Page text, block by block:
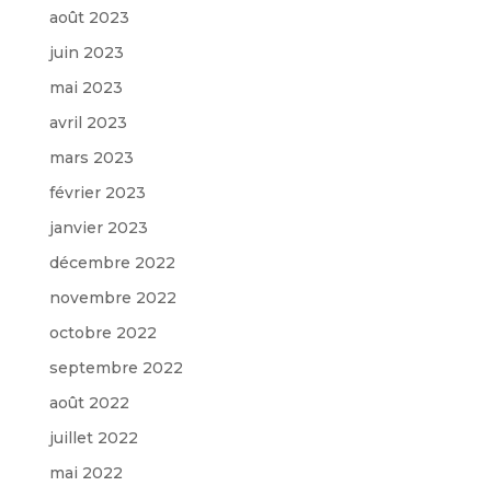
août 2023
juin 2023
mai 2023
avril 2023
mars 2023
février 2023
janvier 2023
décembre 2022
novembre 2022
octobre 2022
septembre 2022
août 2022
juillet 2022
mai 2022